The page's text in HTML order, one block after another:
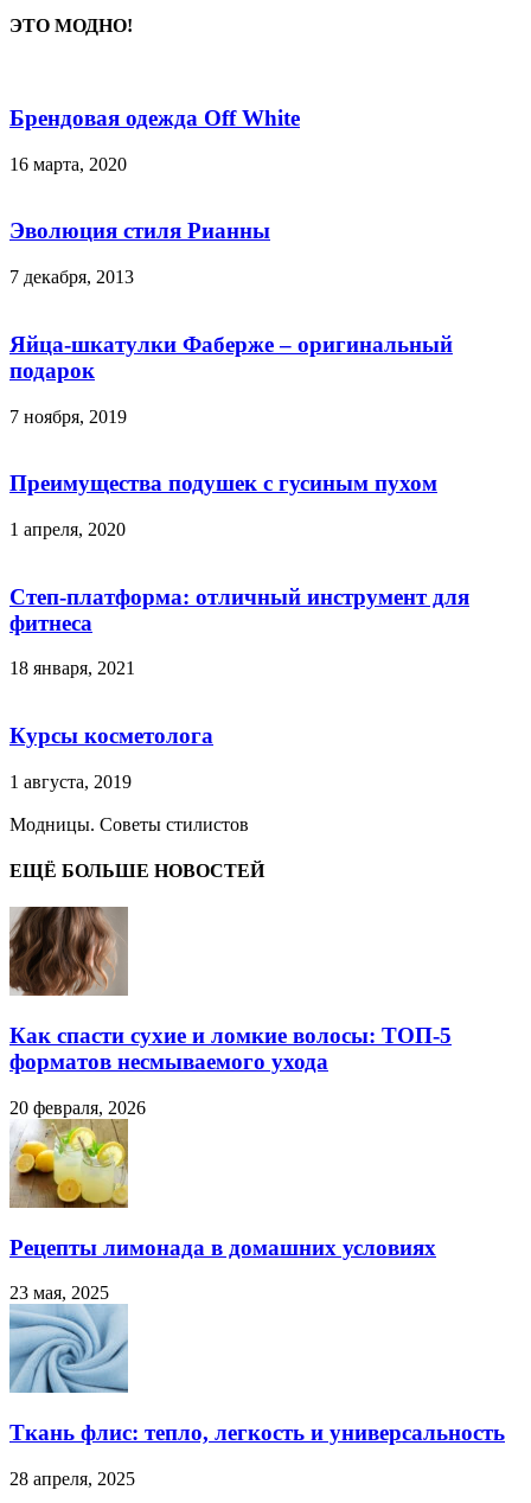
ЭТО МОДНО!
Брендовая одежда Off White
16 марта, 2020
Эволюция стиля Рианны
7 декабря, 2013
Яйца-шкатулки Фаберже – оригинальный
подарок
7 ноября, 2019
Преимущества подушек с гусиным пухом
1 апреля, 2020
Степ-платформа: отличный инструмент для
фитнеса
18 января, 2021
Курсы косметолога
1 августа, 2019
Модницы. Советы стилистов
ЕЩЁ БОЛЬШЕ НОВОСТЕЙ
Как спасти сухие и ломкие волосы: ТОП-5
форматов несмываемого ухода
20 февраля, 2026
Рецепты лимонада в домашних условиях
23 мая, 2025
Ткань флис: тепло, легкость и универсальность
28 апреля, 2025